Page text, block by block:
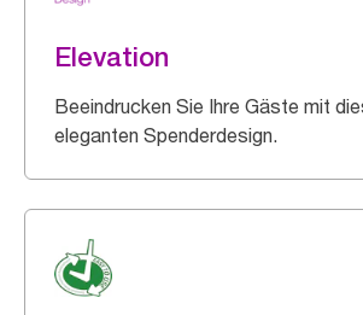
Elevation
Beeindrucken Sie Ihre Gäste mit
eleganten Spenderdesign.